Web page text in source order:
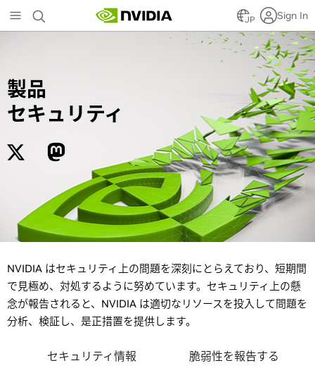
to
main
JP Sign In
製品
セキュリティ
NVIDIA はセキュリティ上の問題を深刻にとらえており、短期間
で見極め、対処するように努めています。セキュリティ上の懸
念が報告されると、NVIDIA は適切なリソースを投入して問題を
分析、検証し、是正措置を提供します。
セキュリティ情報 脆弱性を報告する